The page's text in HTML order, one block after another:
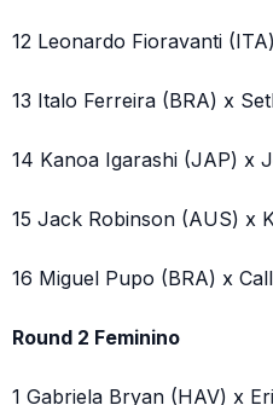
12 Leonardo Fioravanti
13 Italo Ferreira (BRA) x
14 Kanoa Igarashi (JAP) x
15 Jack Robinson (AUS) x
16 Miguel Pupo (BRA) x
Round 2 Feminino
1 Gabriela Bryan (HAV) x